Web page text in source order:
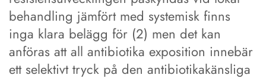
behandling jämfört med systemisk finns
inga klara belägg för (2) men det kan
anföras att all antibiotika exposition innebär
ett selektivt tryck på den antibiotikakänsliga